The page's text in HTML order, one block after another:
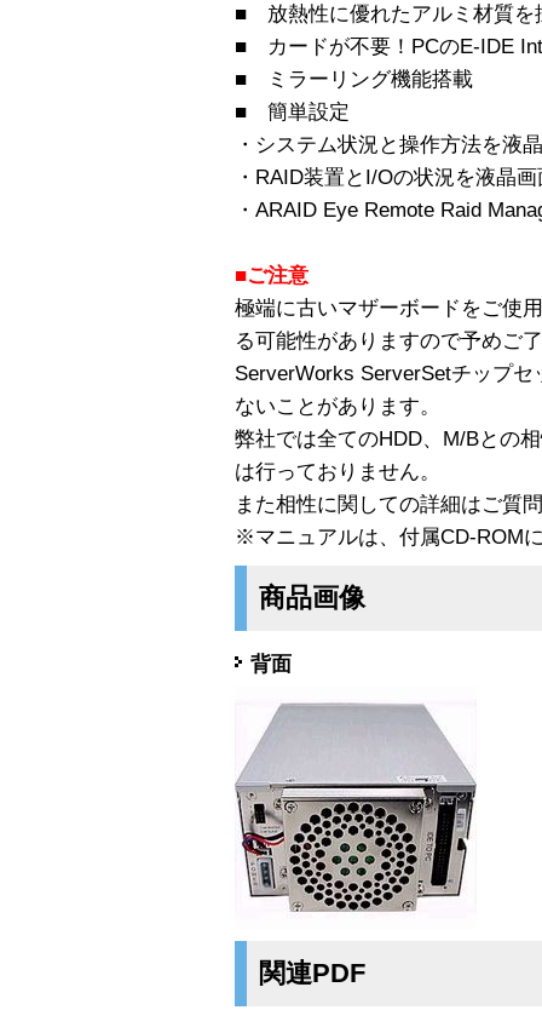
■ 放熱性に優れたアルミ材質を
■ カードが不要！PCのE-IDE
■ ミラーリング機能搭載
■ 簡単設定
・システム状況と操作方法を液
・RAID装置とI/Oの状況を液晶
・ARAID Eye Remote Raid
■ご注意
極端に古いマザーボードをご使
る可能性がありますので予めご
ServerWorks ServerSetチップ
ないことがあります。
弊社では全てのHDD、M/Bとの
は行っておりません。
また相性に関しての詳細はご質
※マニュアルは、付属CD-ROM
商品画像
背面
関連PDF